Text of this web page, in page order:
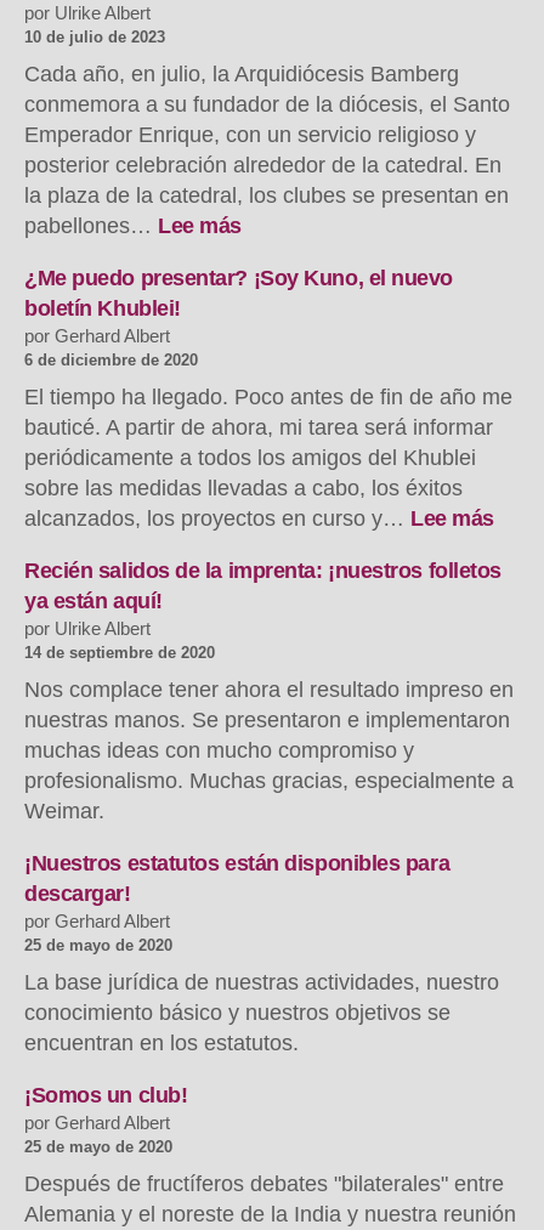
Pfr.
Thomas
Manjaly
in
Stegaurach
por Ulrike Albert
10 de julio de 2023
Cada año, en julio, la Arquidiócesis Bamberg
conmemora a su fundador de la diócesis, el Santo
Emperador Enrique, con un servicio religioso y
posterior celebración alrededor de la catedral. En
la plaza de la catedral, los clubes se presentan en
pabellones… Lee más:
2023
¿Me puedo presentar? ¡Soy Kuno, el nuevo
boletín Khublei!
por Gerhard Albert
6 de diciembre de 2020
El tiempo ha llegado. Poco antes de fin de año me
bauticé. A partir de ahora, mi tarea será informar
periódicamente a todos los amigos del Khublei
sobre las medidas llevadas a cabo, los éxitos
alcanzados, los proyectos en curso y… Lee más:
ich
der
Recién salidos de la imprenta: ¡nuestros folletos
ya están aquí!
por Ulrike Albert
14 de septiembre de 2020
Nos complace tener ahora el resultado impreso en
nuestras manos. Se presentaron e implementaron
muchas ideas con mucho compromiso y
profesionalismo. Muchas gracias, especialmente a
Weimar.
¡Nuestros estatutos están disponibles para
descargar!
por Gerhard Albert
25 de mayo de 2020
La base jurídica de nuestras actividades, nuestro
conocimiento básico y nuestros objetivos se
encuentran en los estatutos.
¡Somos un club!
por Gerhard Albert
25 de mayo de 2020
Después de fructíferos debates "bilaterales" entre
Alemania y el noreste de la India y nuestra reunión